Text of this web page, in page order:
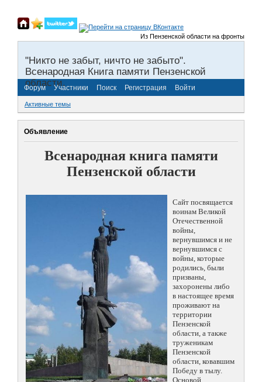
Из Пензенской области на фронты
"Никто не забыт, ничто не забыто".
Всенародная Книга памяти Пензенской
области.
Форум Участники Поиск Регистрация Войти
Активные темы
Объявление
Всенародная книга памяти
Пензенской области
Сайт посвящается
воинам Великой
Отечественной
войны,
вернувшимся и не
вернувшимся с
войны, которые
родились, были
призваны,
захоронены либо
в настоящее время
проживают на
территории
Пензенской
области, а также
труженикам
Пензенской
области, ковавшим
Победу в тылу.
Основой